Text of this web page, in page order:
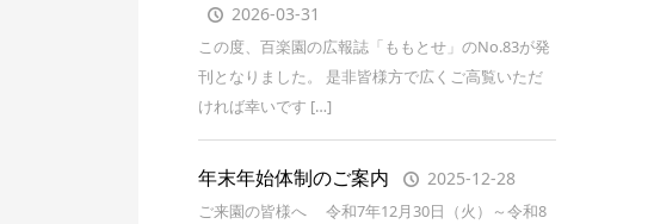
2026-03-31
この度、百楽園の広報誌「ももとせ」のNo.83が発
刊となりました。 是非皆様方で広くご高覧いただ
ければ幸いです […]
年末年始体制のご案内 2025-12-28
ご来園の皆様へ 令和7年12月30日（火）～令和8